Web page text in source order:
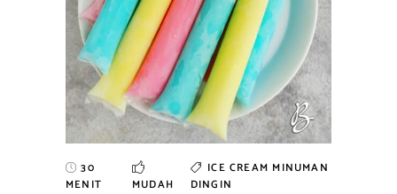
30
MENIT
MUDAH
ICE CREAM MINUMAN
DINGIN